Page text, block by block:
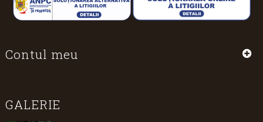
Contul meu
GALERIE